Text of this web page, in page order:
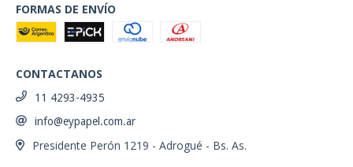
FORMAS DE ENVÍO
CONTACTANOS
11 4293-4935
info@eypapel.com.ar
Presidente Perón 1219 - Adrogué - Bs. As.